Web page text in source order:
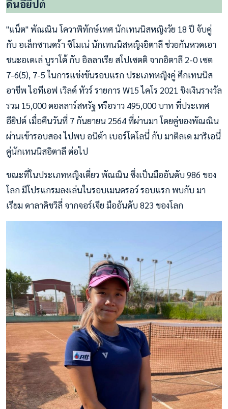
ดินอียิปต์
"แน็ต" พัณณิน โควาพิทักษ์เทศ นักเทนนิสหญิงวัย 18 ปี จับคู่
กับ อเล็กซานดร้า ซิโมเน่ นักเทนนิสหญิงอิตาลี ช่วยกันหวดเอา
ชนะอเดเล่ บูราโต้ กับ อิลลาเรีย สโปเซตติ จากอิตาลี 2-0 เซต
7-6(5), 7-5 ในการแข่งขันรอบแรก ประเภทหญิงคู่ ศึกเทนนิส
อาชีพ ไอทีเอฟ เวิลด์ ทัวร์ รายการ W15 ไคโร 2021 ชิงเงินรางวัล
รวม 15,000 ดอลลาร์สหรัฐ หรือราว 495,000 บาท ที่ประเทศ
อียิปต์ เมื่อคืนวันที่ 7 กันยายน 2564 ที่ผ่านมา โดยคู่ของพัณณิน
ผ่านเข้ารอบสอง ไปพบ อนิต้า เบอร์โตโลนี่ กับ มาติลเด มาริเอนี่
คู่นักเทนนิสอิตาลี ต่อไป
ขณะที่ในประเภทหญิงเดี่ยว พัณณิน ซึ่งเป็นมืออันดับ 986 ของ
โลก มีโปรแกรมลงเล่นในรอบเมนดรอว์ รอบแรก พบกับ มา
เรียม ดาลาคิชวิลี่ จากจอร์เจีย มืออันดับ 823 ของโลก